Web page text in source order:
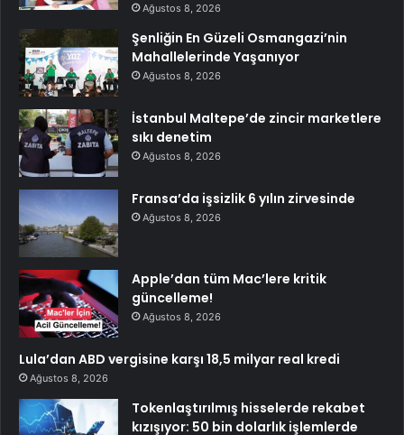
Ağustos 8, 2026
Şenliğin En Güzeli Osmangazi’nin
Mahallelerinde Yaşanıyor
Ağustos 8, 2026
İstanbul Maltepe’de zincir marketlere
sıkı denetim
Ağustos 8, 2026
Fransa’da işsizlik 6 yılın zirvesinde
Ağustos 8, 2026
Apple’dan tüm Mac’lere kritik
güncelleme!
Ağustos 8, 2026
Lula’dan ABD vergisine karşı 18,5 milyar real kredi
Ağustos 8, 2026
Tokenlaştırılmış hisselerde rekabet
kızışıyor: 50 bin dolarlık işlemlerde